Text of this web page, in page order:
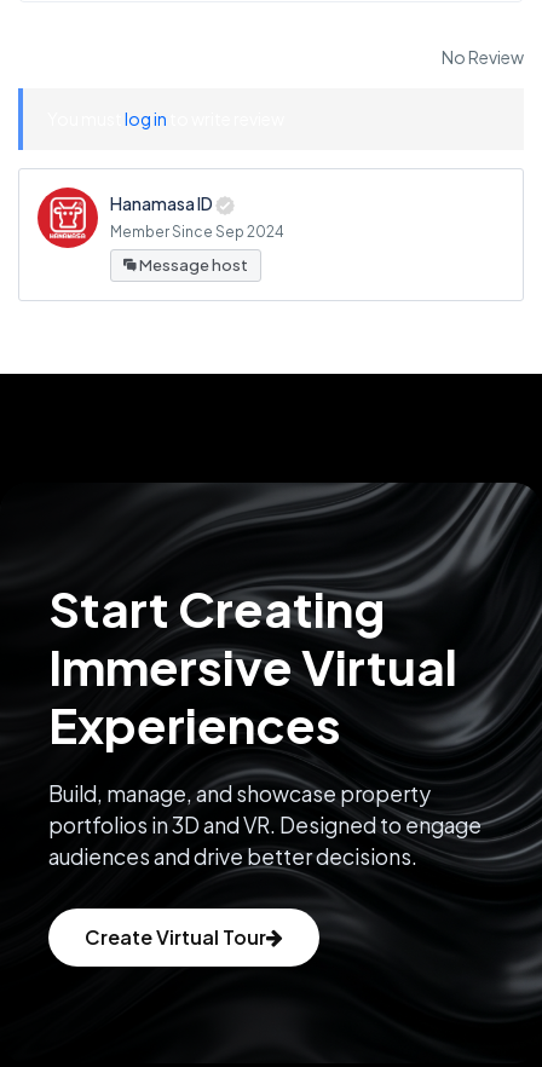
No Review
log in
Hanamasa ID
Member Since Sep 2024
Message host
Start Creating
Immersive Virtual
Experiences
Build, manage, and showcase property
portfolios in 3D and VR. Designed to engage
audiences and drive better decisions.
Create Virtual Tour